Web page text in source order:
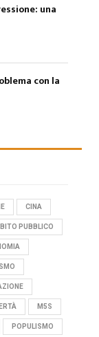
una
con la
CINA
PUBBLICO
M5S
POPULISMO